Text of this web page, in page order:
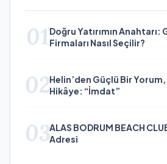
01 Doğru Yatırımın
Firmaları Nasıl Seçilir?
02Helin’den Güçlü Bir
Hikâye: “İmdat”
03ALAS BODRUM BEACH
Adresi